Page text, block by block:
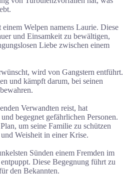
Welpen namens Laurie. Diese
und Einsamkeit zu bewältigen,
Liebe zwischen einem
wird von Gangstern entführt.
und kämpft darum, bei seinen
Verwandten reist, hat
begegnet gefährlichen Personen.
um seine Familie zu schützen
Weisheit in einer Krise.
Sünden einem Fremden im
Diese Begegnung führt zu
den Bekannten.